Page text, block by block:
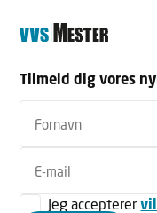
Tilmeld dig vores
Jeg accepterer